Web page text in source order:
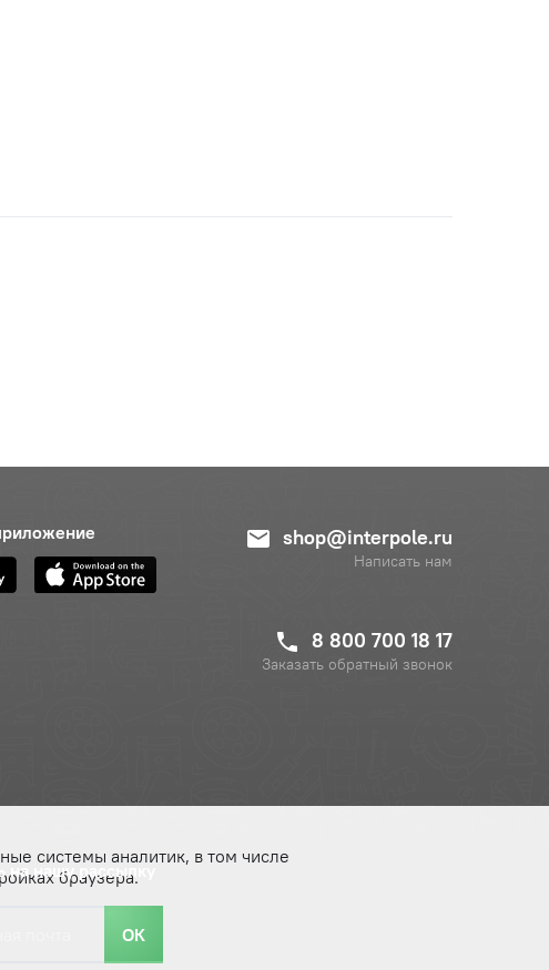
shop@interpole.ru
Написать нам
8 800 700 18 17
Заказать обратный звонок
нашу рассылку
ОК
системы аналитик, в том числе
браузера.